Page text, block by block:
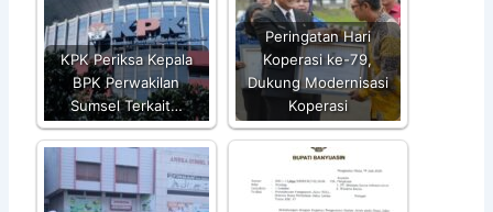
KPK Periksa Kepala
BPK Perwakilan
Sumsel Terkait…
Peringatan Hari
Koperasi ke-79,
Dukung Modernisasi
Koperasi